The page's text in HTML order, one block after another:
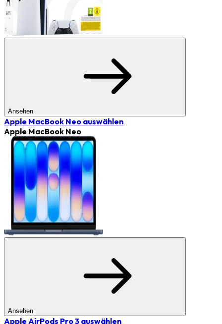
Ansehen
Apple MacBook Neo auswählen
Apple MacBook Neo
Ansehen
Apple AirPods Pro 3 auswählen